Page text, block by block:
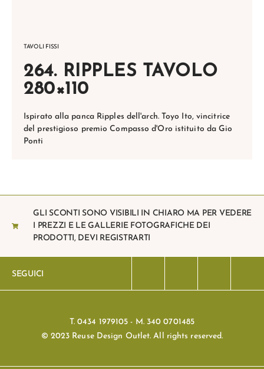
TAVOLI FISSI
264. RIPPLES TAVOLO
280×110
Ispirato alla panca Ripples dell'arch. Toyo Ito, vincitrice
del prestigioso premio Compasso d'Oro istituito da Gio
Ponti
GLI SCONTI SONO VISIBILI IN CHIARO MA PER VEDERE
I PREZZI E LE GALLERIE FOTOGRAFICHE DEI
PRODOTTI, DEVI REGISTRARTI
SEGUICI
T. 0434 1979105 - M. 340 0701485
© 2023 Reuse Design Outlet. All rights reserved.